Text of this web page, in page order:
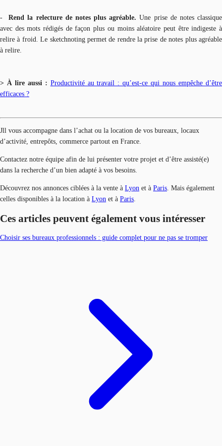
-Rend la relecture de notes plus agréable.Une prise de notes classique
avec des mots rédigés de façon plus ou moins aléatoire peut être indigeste à
relire à froid. Le sketchnoting permet de rendre la prise de notes plus agréable
à relire.
> À lire aussi : Productivité au travail : qu’est-ce qui nous empêche d’être
efficaces ?
Jll vous accompagne dans l’achat ou la location de vos bureaux, locaux
d’activité, entrepôts, commerce partout en France.
Contactez notre équipe afin de lui présenter votre projet et d’être assisté(e)
dans la recherche d’un bien adapté à vos besoins.
Découvrez nos annonces ciblées à la vente à Lyon et à Paris . Mais également
celles disponibles à la location à Lyon et à Paris
Ces articles peuvent également vous intéresser
Choisir ses bureaux professionnels : guide complet pour ne pas se tromper